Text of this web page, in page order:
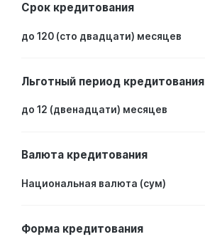
Срок кредитования
до 120 (сто двадцати) месяцев
Льготный период кредитования
до 12 (двенадцати) месяцев
Валюта кредитования
Национальная валюта (сум)
Форма кредитования